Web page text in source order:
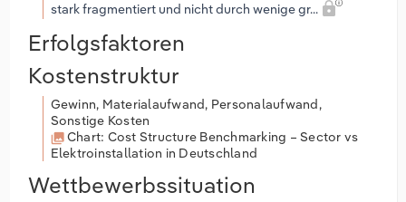
stark fragmentiert und nicht durch wenige gr...
Erfolgsfaktoren
Kostenstruktur
Gewinn, Materialaufwand, Personalaufwand,
Sonstige Kosten
Chart: Cost Structure Benchmarking – Sector vs
Elektroinstallation in Deutschland
Wettbewerbssituation